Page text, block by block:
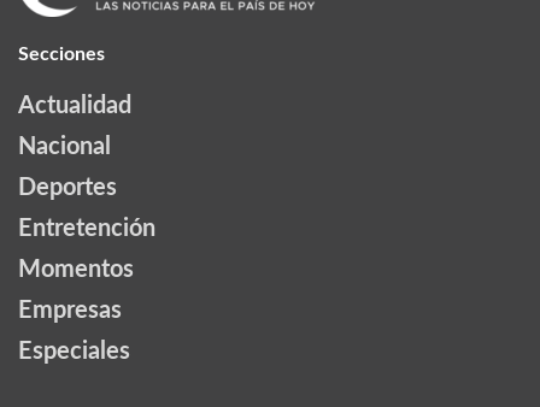
Secciones
Actualidad
Nacional
Deportes
Entretención
Momentos
Empresas
Especiales